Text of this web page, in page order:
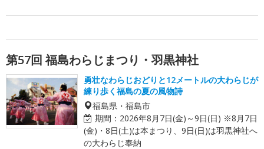
第57回 福島わらじまつり・羽黒神社
勇壮なわらじおどりと12メートルの大わらじが
練り歩く福島の夏の風物詩
福島県・福島市
期間： 2026年8月7日(金)～9日(日) ※8月7日
(金)・8日(土)は本まつり、9日(日)は羽黒神社へ
の大わらじ奉納